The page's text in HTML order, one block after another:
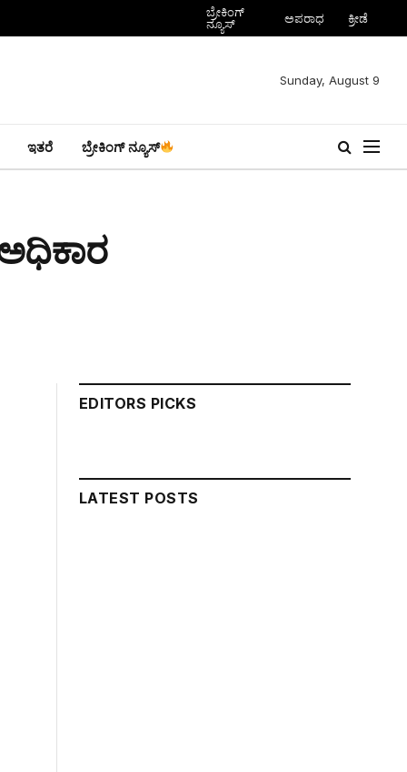
ಬ್ರೇಕಿಂಗ್
ನ್ಯೂಸ್
ಅಪರಾಧ ಕ್ರೀಡೆ
Sunday, August 9
ಇತರೆ ಬ್ರೇಕಿಂಗ್ ನ್ಯೂಸ್
EDITORS PICKS
LATEST POSTS